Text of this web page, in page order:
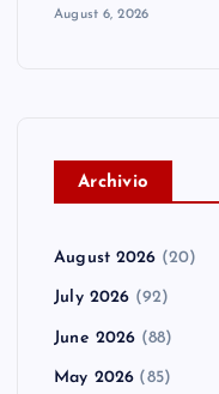
August 6, 2026
Archivio
August 2026 (20)
July 2026 (92)
June 2026 (88)
May 2026 (85)